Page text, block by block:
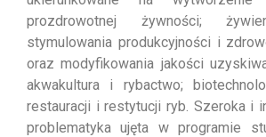
prozdrowotnej żywności;
stymulowania produkcyjności i
oraz modyfikowania jakości
akwakultura i rybactwo;
restauracji i restytucji ryb. Szeroka i
problematyka ujęta w programie